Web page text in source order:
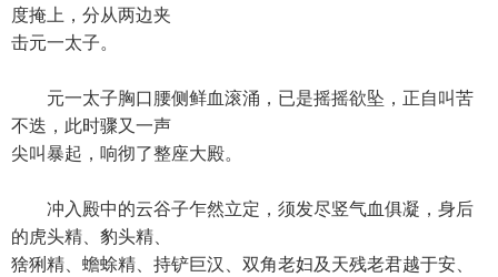
度掩上，分从两边夹
击元一太子。
元一太子胸口腰侧鲜血滚涌，已是摇摇欲坠，正自叫苦
不迭，此时骤又一声
尖叫暴起，响彻了整座大殿。
冲入殿中的云谷子乍然立定，须发尽竖气血俱凝，身后
的虎头精、豹头精、
猞猁精、蟾蜍精、持铲巨汉、双角老妇及天残老君越于安、